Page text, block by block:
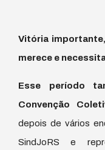
Vitória
merece e
Esse período
Convenção
depois de vários
SindJoRS e